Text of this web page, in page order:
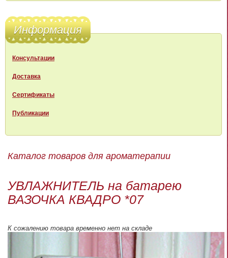
Информация
Консультации
Доставка
Сертификаты
Публикации
Каталог товаров для ароматерапии
УВЛАЖНИТЕЛЬ на батарею
ВАЗОЧКА КВАДРО *07
К сожалению товара временно нет на складе